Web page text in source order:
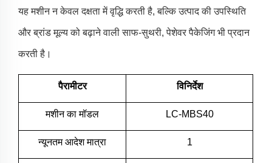
यह मशीन न केवल दक्षता में वृद्धि करती है, बल्कि उत्पाद की उपस्थिति
और ब्रांड मूल्य को बढ़ाने वाली साफ-सुथरी, पेशेवर पैकेजिंग भी प्रदान
करती है।
पैरामीटर विनिर्देश
मशीन का मॉडल LC-MBS40
न्यूनतम आदेश मात्रा 1